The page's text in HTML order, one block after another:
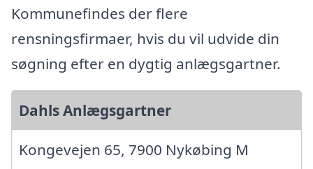
Kommunefindes der flere
rensningsfirmaer, hvis du vil udvide din
søgning efter en dygtig anlægsgartner.
Dahls Anlægsgartner
Kongevejen 65, 7900 Nykøbing M